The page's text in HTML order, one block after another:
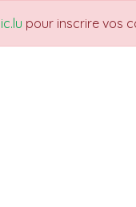
pour inscrire vos